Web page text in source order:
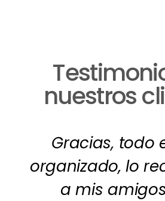
nuestros
Gracias, todo
organizado, lo
a mis